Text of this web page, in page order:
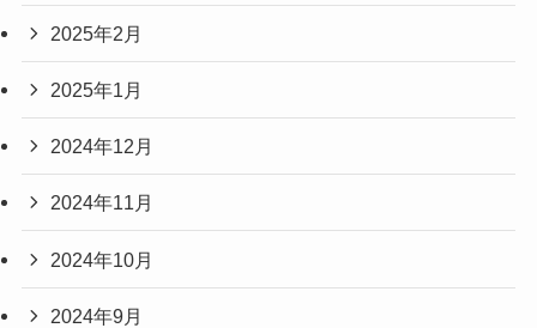
2025年2月
2025年1月
2024年12月
2024年11月
2024年10月
2024年9月